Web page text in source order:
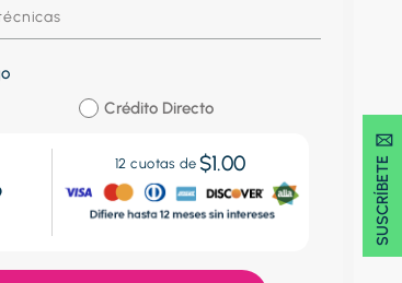
SUSCRÍBETE 🖂
Crédito Directo
12 cuotas de $1.00